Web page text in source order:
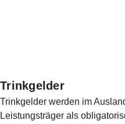
Trinkgelder
Trinkgelder werden im
Leistungsträger als